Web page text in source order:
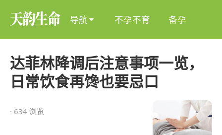
导航  不孕不育 备孕
达菲林降调后注意事项一览，
日常饮食再馋也要忌口
· 634 浏览